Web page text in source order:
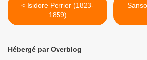
< Isidore Perrier (1823-
1859)
Hébergé par Overblog